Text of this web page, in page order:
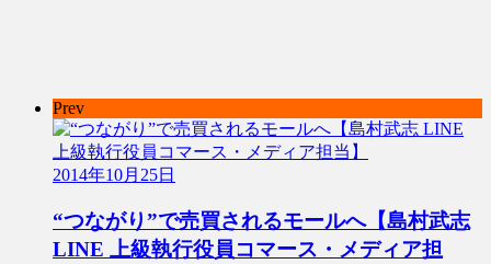
Prev
2014年10月25日
“つながり”で売買されるモールへ【島村武志
LINE 上級執行役員コマース・メディア担